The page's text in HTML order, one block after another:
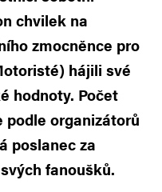
chvilek na
zmocněnce pro
hájili své
hodnoty. Počet
organizátorů
poslanec za
fanoušků.